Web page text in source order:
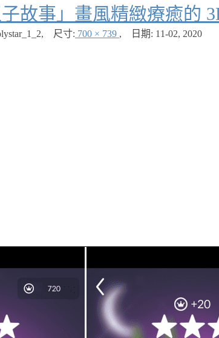
子故事」畫風精緻療癒的
, 尺寸: 700 × 739 , 日期: 11-02, 2020